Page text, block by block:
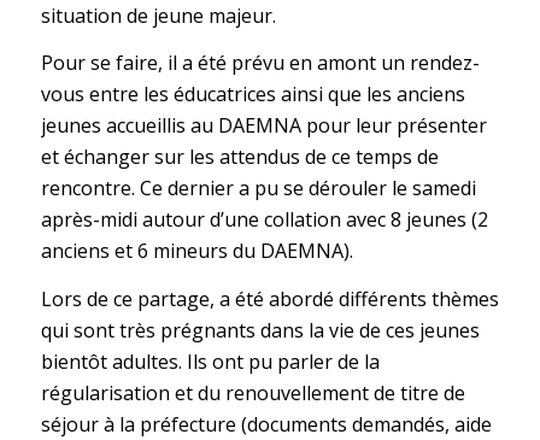
situation de jeune majeur.
Pour se faire, il a été prévu en amont un rendez-
vous entre les éducatrices ainsi que les anciens
jeunes accueillis au DAEMNA pour leur présenter
et échanger sur les attendus de ce temps de
rencontre. Ce dernier a pu se dérouler le samedi
après-midi autour d’une collation avec 8 jeunes (2
anciens et 6 mineurs du DAEMNA).
Lors de ce partage, a été abordé différents thèmes
qui sont très prégnants dans la vie de ces jeunes
bientôt adultes. Ils ont pu parler de la
régularisation et du renouvellement de titre de
séjour à la préfecture (documents demandés, aide